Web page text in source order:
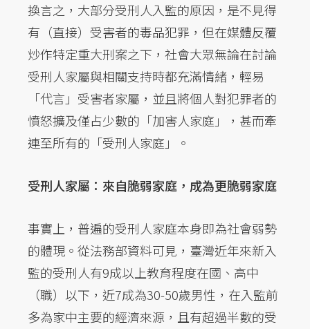
換言之，大部分受刑人入監的原因，是不見得
有（直接）受害者的毒品犯罪，但在媒體反覆
炒作特定重大刑案之下，社會大眾無論在討論
受刑人家屬與相關支持時都充滿情緒，輕易
「代言」受害者家屬，並且將個人對犯罪者的
憤怒擴及僅占少數的「加害人家庭」，甚而牽
連至所有的「受刑人家庭」。
受刑人家屬：來自脆弱家庭，成為更脆弱家庭
事實上，普遍的受刑人家庭本身即為社會弱勢
的體現。從法務部資料可見，臺灣近年來新入
監的受刑人有9成以上教育程度在國、高中
（職）以下，近7成為30-50歲男性，在入監前
多為家中主要的經濟來源，且有超過半數的受